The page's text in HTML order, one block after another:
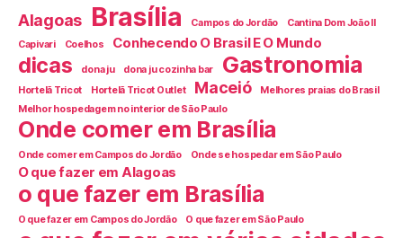
Alagoas Brasília Campos do Jordão
Cantina Dom João II
Capivari
Coelhos Conhecendo O Brasil E O Mundo
dicas dona ju dona ju cozinha bar Gastronomia
Hortelã Tricot Hortelã Tricot Outlet Maceió
Melhores praias do Brasil
Melhor hospedagem no interior de São Paulo
Onde comer em Brasília
Onde comer em Campos do Jordão Onde se hospedar em São Paulo
O que fazer em Alagoas
o que fazer em Brasília
O que fazer em Campos do Jordão O que fazer em São Paulo